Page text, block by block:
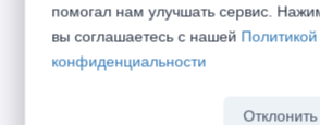
скидка 10% на межкомнатные
помогал нам улучшать сервис.
вы соглашаетесь с нашей Политикой
конфиденциальности
Отклонить